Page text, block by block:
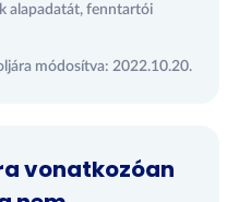
alapadatát, fenntartói
módosítva: 2022.10.20.
vonatkozóan